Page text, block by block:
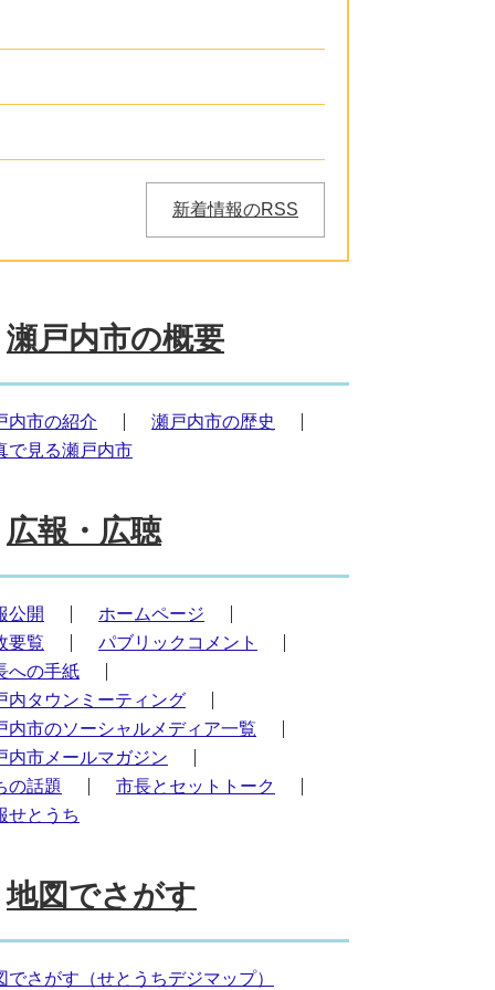
新着情報のRSS
瀬戸内市の概要
内市の紹介
瀬戸内市の歴史
で見る瀬戸内市
広報・広聴
公開
ホームページ
要覧
パブリックコメント
への手紙
内タウンミーティング
内市のソーシャルメディア一覧
内市メールマガジン
の話題
市長とセットトーク
せとうち
地図でさがす
でさがす（せとうちデジマップ）